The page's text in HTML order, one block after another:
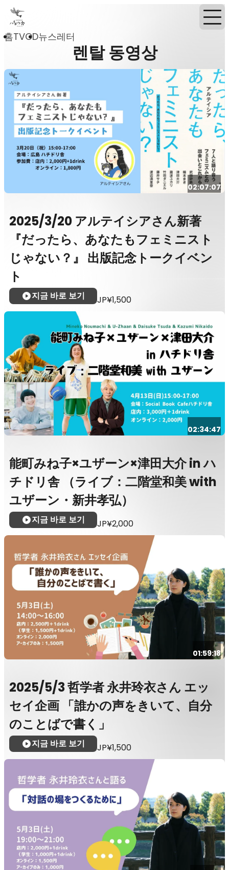
홈TVOD뉴스레터
렌탈 동영상
02:07:07
2025/3/20 アルテイシアさん新著
『だったら、あなたもフェミニスト
じゃない？』 出版記念トークイベン
ト
지금 바로 보기 JP¥1,500
02:34:47
能町みね子×ユザーン×津田大介 in ハ
チドリ舎 （ライブ：二階堂和美 with
ユザーン・新井孝弘）
지금 바로 보기 JP¥2,000
01:59:18
2025/5/3 哲学者 永井玲衣さん エッ
セイ企画 「誰かの声をきいて、自分
のことばで書く」
지금 바로 보기 JP¥1,500